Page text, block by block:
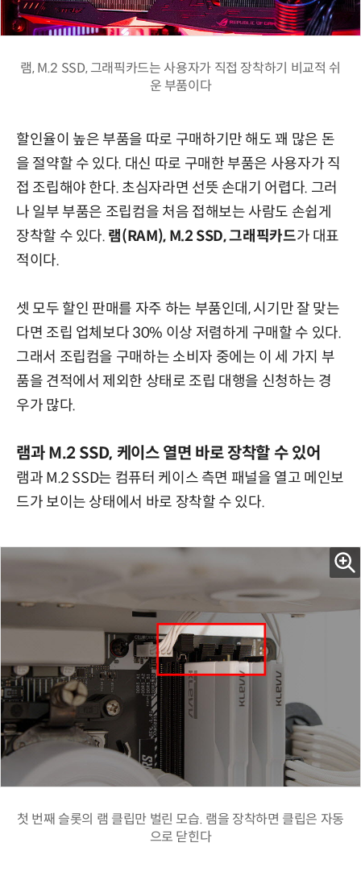
램, M.2 SSD, 그래픽카드는 사용자가 직접 장착하기 비교적 쉬
운 부품이다
할인율이 높은 부품을 따로 구매하기만 해도 꽤 많은 돈
을 절약할 수 있다. 대신 따로 구매한 부품은 사용자가 직
접 조립해야 한다. 초심자라면 선뜻 손대기 어렵다. 그러
나 일부 부품은 조립컴을 처음 접해보는 사람도 손쉽게
장착할 수 있다. 램(RAM), M.2 SSD, 그래픽카드가 대표
적이다.
셋 모두 할인 판매를 자주 하는 부품인데, 시기만 잘 맞는
다면 조립 업체보다 30% 이상 저렴하게 구매할 수 있다.
그래서 조립컴을 구매하는 소비자 중에는 이 세 가지 부
품을 견적에서 제외한 상태로 조립 대행을 신청하는 경
우가 많다.
램과 M.2 SSD, 케이스 열면 바로 장착할 수 있어
램과 M.2 SSD는 컴퓨터 케이스 측면 패널을 열고 메인보
드가 보이는 상태에서 바로 장착할 수 있다.
첫 번째 슬롯의 램 클립만 벌린 모습. 램을 장착하면 클립은 자동
으로 닫힌다